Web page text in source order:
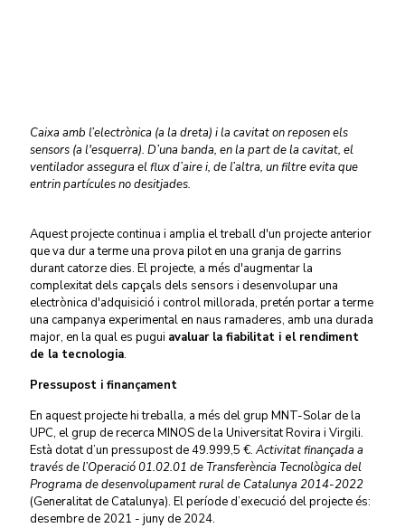
Caixa amb l’electrònica (a la dreta) i la cavitat on reposen els
sensors (a l'esquerra). D’una banda, en la part de la cavitat, el
ventilador assegura el flux d’aire i, de l’altra, un filtre evita que
entrin partícules no desitjades.
Aquest projecte continua i amplia el treball d'un projecte anterior
que va dur a terme una prova pilot en una granja de garrins
durant catorze dies. El projecte, a més d'augmentar la
complexitat dels capçals dels sensors i desenvolupar una
electrònica d'adquisició i control millorada, pretén portar a terme
una campanya experimental en naus ramaderes, amb una durada
major, en la qual es pugui avaluar la fiabilitat i el rendiment
de la tecnologia.
Pressupost i finançament
En aquest projecte hi treballa, a més del grup MNT-Solar de la
UPC, el grup de recerca MINOS de la Universitat Rovira i Virgili.
Està dotat d’un pressupost de 49.999,5 €. Activitat finançada a
través de l’Operació 01.02.01 de Transferència Tecnològica del
Programa de desenvolupament rural de Catalunya 2014-2022
(Generalitat de Catalunya). El període d’execució del projecte és:
desembre de 2021 - juny de 2024.